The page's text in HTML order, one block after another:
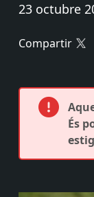
23 octubre
Compartir
És